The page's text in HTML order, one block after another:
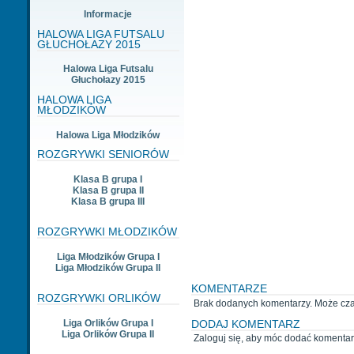
Informacje
HALOWA LIGA FUTSALU
GŁUCHOŁAZY 2015
Halowa Liga Futsalu
Głuchołazy 2015
HALOWA LIGA
MŁODZIKÓW
Halowa Liga Młodzików
ROZGRYWKI SENIORÓW
Klasa B grupa I
Klasa B grupa II
Klasa B grupa III
ROZGRYWKI MŁODZIKÓW
Liga Młodzików Grupa I
Liga Młodzików Grupa II
ROZGRYWKI ORLIKÓW
Liga Orlików Grupa I
Liga Orlików Grupa II
KOMENTARZE
Brak dodanych komentarzy. Może
DODAJ KOMENTARZ
Zaloguj się, aby móc dodać